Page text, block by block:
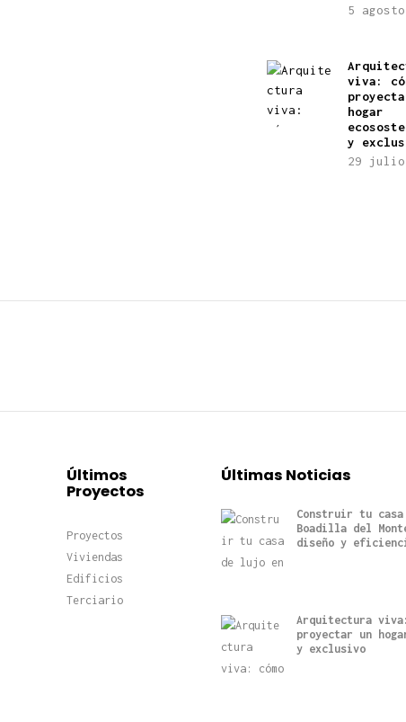
5
viva:
hogar
y
29 julio
Últimos
Proyectos
Proyectos
Viviendas
Edificios
Terciario
Últimas Noticias
Construir tu
Boadilla del
diseño y
Arquitectura viva:
proyectar un
y exclusivo